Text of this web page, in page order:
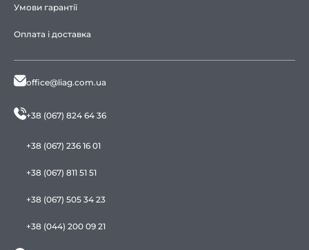
Умови гарантії
Оплата і доставка
office@liag.com.ua
+38 (067) 824 64 36
+38 (067) 236 16 01
+38 (067) 811 51 51
+38 (067) 505 34 23
+38 (044) 200 09 21